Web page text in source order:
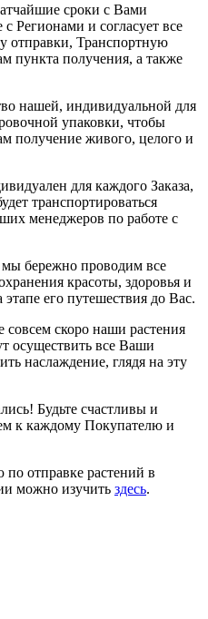
сроки с Вами
Регионами и согласует все
отправки, Транспортную
пункта получения, а также
нашей, индивидуальной для
упаковки, чтобы
получение живого, целого и
для каждого Заказа,
транспортироваться
менеджеров по работе с
бережно проводим все
красоты, здоровья и
его путешествия до Вас.
совсем скоро наши растения
осуществить все Ваши
наслаждение, глядя на эту
Будьте счастливы и
к каждому Покупателю и
отправке растений в
можно изучить здесь.